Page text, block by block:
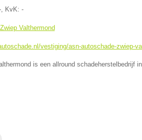
, KvK: -
Valthermond
vestiging/asn-autoschade-zwiep-
is een allround schadeherstelbedrijf in